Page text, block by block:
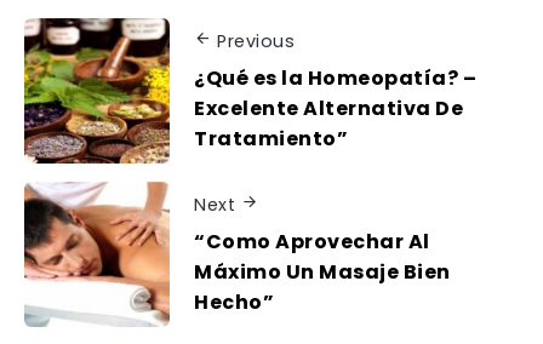
Previous
¿Qué es la Homeopatía? –
Excelente Alternativa De
Tratamiento”
Next
“Como Aprovechar Al
Máximo Un Masaje Bien
Hecho”